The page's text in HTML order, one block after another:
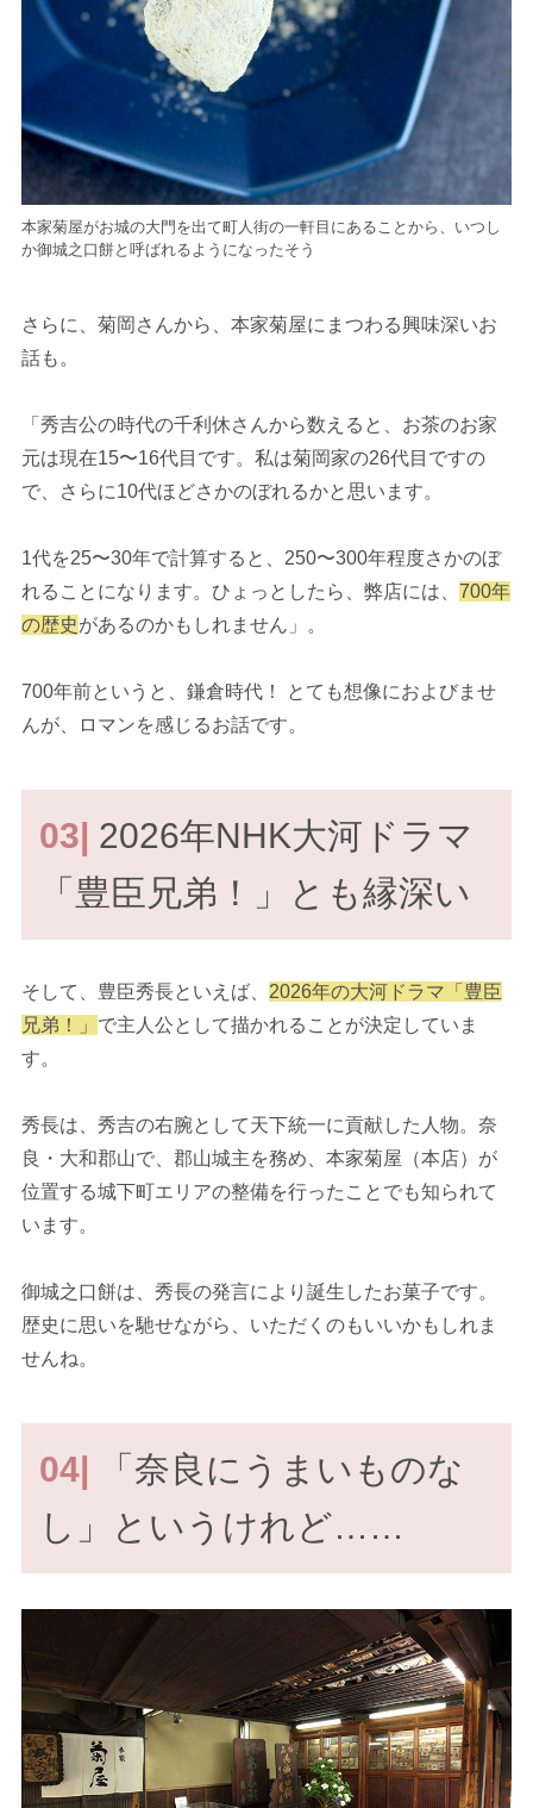
本家菊屋がお城の大門を出て町人街の一軒目にあることから、いつし
か御城之口餅と呼ばれるようになったそう
さらに、菊岡さんから、本家菊屋にまつわる興味深いお
話も。
「秀吉公の時代の千利休さんから数えると、お茶のお家
元は現在15〜16代目です。私は菊岡家の26代目ですの
で、さらに10代ほどさかのぼれるかと思います。
1代を25〜30年で計算すると、250〜300年程度さかのぼ
れることになります。ひょっとしたら、弊店には、 700年
の歴史があるのかもしれません」。
700年前というと、鎌倉時代！ とても想像におよびませ
んが、ロマンを感じるお話です。
03| 2026年NHK大河ドラマ
「豊臣兄弟！」とも縁深い
そして、豊臣秀長といえば、 2026年の大河ドラマ「豊臣
兄弟！」 で主人公として描かれることが決定していま
す。
秀長は、秀吉の右腕として天下統一に貢献した人物。奈
良・大和郡山で、郡山城主を務め、本家菊屋（本店）が
位置する城下町エリアの整備を行ったことでも知られて
います。
御城之口餅は、秀長の発言により誕生したお菓子です。
歴史に思いを馳せながら、いただくのもいいかもしれま
せんね。
04|
「奈良にうまいものな
し」というけれど……